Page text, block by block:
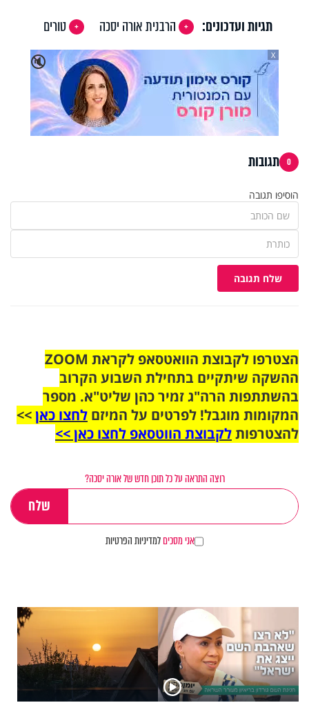
תגיות ועדכונים: הרבנית אורה יסכה
טורים
🔇
X
0 תגובות
הוסיפו תגובה
שלח תגובה
הצטרפו לקבוצת הוואטסאפ לקראת ZOOM
ההשקה שיתקיים בתחילת השבוע הקרוב
בהשתתפות הרה"ג זמיר כהן שליט"א. מספר
המקומות מוגבל! לפרטים על המיזם לחצו כאן>>
להצטרפותלקבוצת הווטסאפ לחצו כאן >>
רוצה התראה על כל תוכן חדש של אורה יסכה?
אני מסכיםלמדיניות הפרטיות